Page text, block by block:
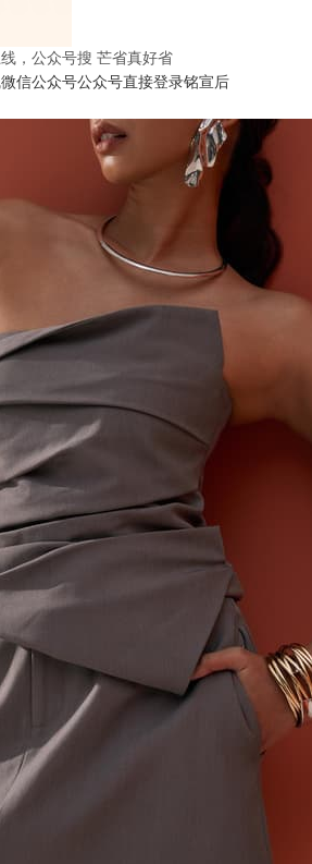
，公众号搜 芒省真好省
信公众号公众号直接登录铭宣后